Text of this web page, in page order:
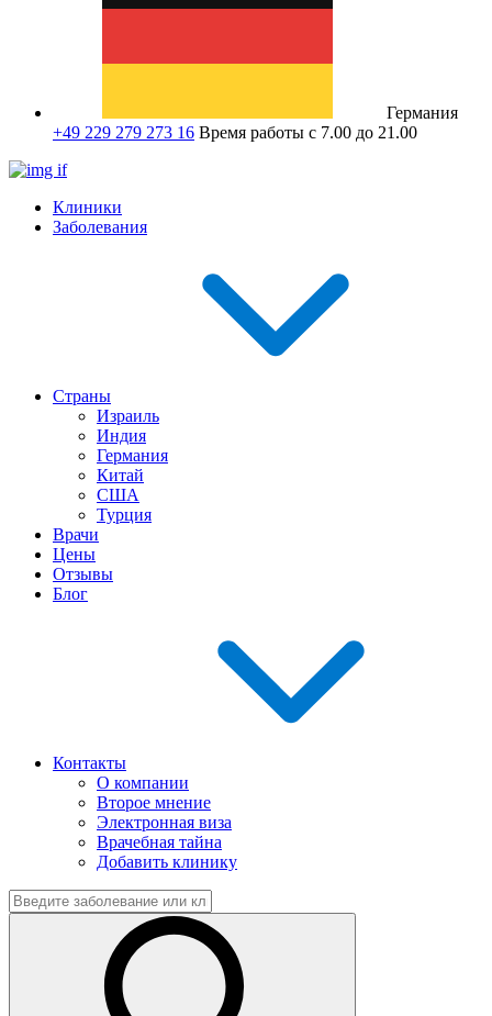
Германия
+49 229 279 273 16 Время работы с 7.00 до 21.00
Клиники
Заболевания
Страны
Израиль
Индия
Германия
Китай
США
Турция
Врачи
Цены
Отзывы
Блог
Контакты
О компании
Второе мнение
Электронная виза
Врачебная тайна
Добавить клинику